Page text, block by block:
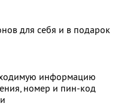
для себя и в подарок
информацию
номер и пин-код